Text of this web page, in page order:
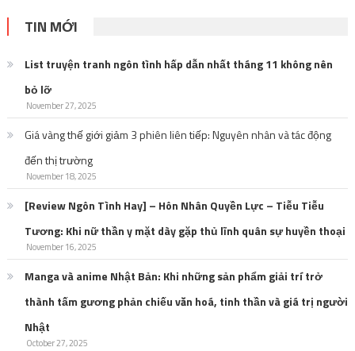
TIN MỚI
List truyện tranh ngôn tình hấp dẫn nhất tháng 11 không nên
bỏ lỡ
November 27, 2025
Giá vàng thế giới giảm 3 phiên liên tiếp: Nguyên nhân và tác động
đến thị trường
November 18, 2025
[Review Ngôn Tình Hay] – Hôn Nhân Quyền Lực – Tiễu Tiễu
Tương: Khi nữ thần y mặt dày gặp thủ lĩnh quân sự huyền thoại
November 16, 2025
Manga và anime Nhật Bản: Khi những sản phẩm giải trí trở
thành tấm gương phản chiếu văn hoá, tinh thần và giá trị người
Nhật
October 27, 2025